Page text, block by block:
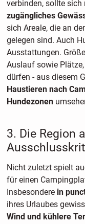
verbinden, sollte
zugängliches
sich Areale, die an
gelegen sind. Auch
Ausstattungen.
Auslauf sowie
dürfen - aus diesem
Haustieren nach
Hundezonen
3. Die Region
Nicht zuletzt spielt
für einen
Insbesondere in
ihres Urlaubes
Wind und kühlere